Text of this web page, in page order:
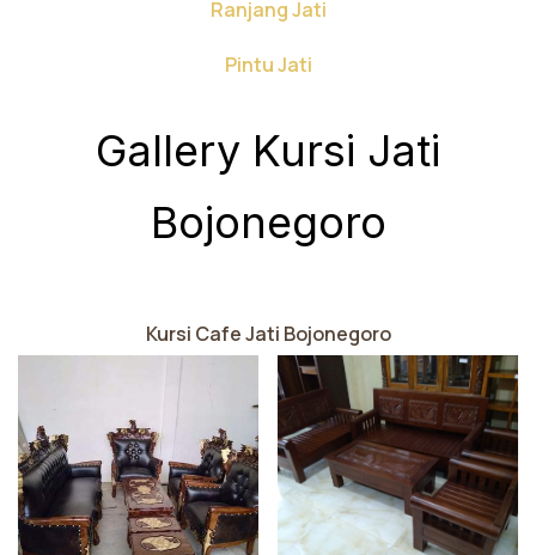
Ranjang Jati
Pintu Jati
Gallery Kursi Jati
Bojonegoro
Kursi Cafe Jati Bojonegoro